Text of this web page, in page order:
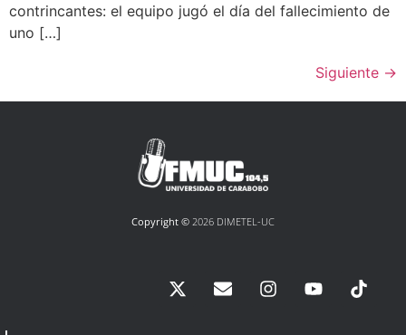
contrincantes: el equipo jugó el día del fallecimiento de
uno […]
Siguiente →
Copyright © 2026 DIMETEL-UC